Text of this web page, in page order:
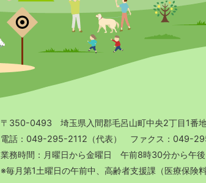
〒350-0493 埼玉県入間郡毛呂山町中央2丁目1番
電話：049-295-2112（代表） ファクス：049-
業務時間：月曜日から金曜日 午前8時30分から午後
※毎月第1土曜日の午前中、高齢者支援課（医療保険